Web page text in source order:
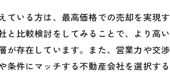
ている方は、最高価格での売却を実現
と比較検討をしてみることで、より高
が存在しています。また、営業力や交
条件にマッチする不動産会社を選択す